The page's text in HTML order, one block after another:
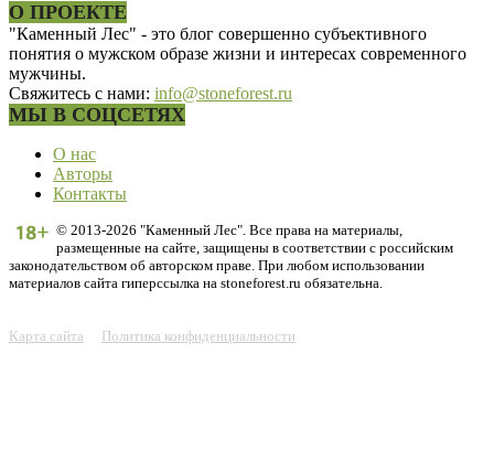
О ПРОЕКТЕ
"Каменный Лес" - это блог совершенно субъективного
понятия о мужском образе жизни и интересах современного
мужчины.
Свяжитесь с нами: info@stoneforest.ru
МЫ В СОЦСЕТЯХ
О нас
Авторы
Контакты
© 2013-2026 "Каменный Лес". Все права на материалы,
размещенные на сайте, защищены в соответствии с российским
законодательством об авторском праве. При любом использовании
материалов сайта гиперссылка на stoneforest.ru обязательна.
Карта сайта Политика конфиденциальности